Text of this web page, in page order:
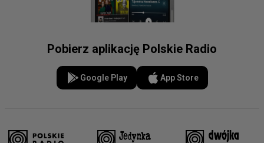
Pobierz aplikację Polskie Radio
Google Play App Store